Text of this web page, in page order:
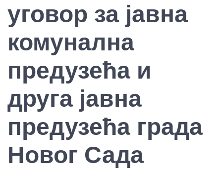
уговор за јавна
комунална
предузећа и
друга јавна
предузећа града
Новог Сада